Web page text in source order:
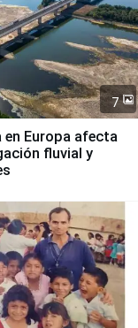
7
en Europa afecta
fluvial y